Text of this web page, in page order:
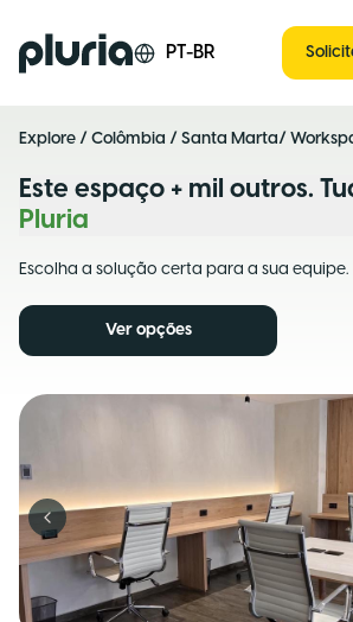
Logo Pluria PT-BR
Explore / Colômbia / Santa Marta/
Este espaço + mil outros.
Pluria
Escolha a solução certa para a sua equipe.
Ver opções
Previous slide